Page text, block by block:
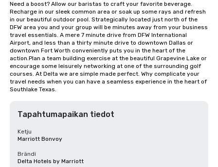
Need a boost? Allow our baristas to craft your favorite beverage.
Recharge in our sleek common area or soak up some rays and refresh
in our beautiful outdoor pool. Strategically located just north of the
DFW area you and your group will be minutes away from your business
travel essentials. A mere 7 minute drive from DFW International
Airport, and less than a thirty minute drive to downtown Dallas or
downtown Fort Worth conveniently puts you in the heart of the
action.Plan a team building exercise at the beautiful Grapevine Lake or
encourage some leisurely networking at one of the surrounding golf
courses. At Delta we are simple made perfect. Why complicate your
travel needs when you can have a seamless experience in the heart of
Southlake Texas.
Tapahtumapaikan tiedot
Ketju
Marriott Bonvoy
Brändi
Delta Hotels by Marriott